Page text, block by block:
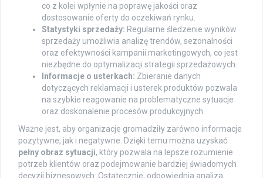
co z kolei wpłynie na poprawę jakości oraz
dostosowanie oferty do oczekiwań rynku.
Statystyki sprzedaży: Regularne śledzenie wyników
sprzedaży umożliwia analizę trendów, sezonalności
oraz efektywności kampanii marketingowych, co jest
niezbędne do optymalizacji strategii sprzedażowych.
Informacje o usterkach: Zbieranie danych
dotyczących reklamacji i usterek produktów pozwala
na szybkie reagowanie na problematyczne sytuacje
oraz doskonalenie procesów produkcyjnych.
Ważne jest, aby organizacje gromadziły zarówno informacje
pozytywne, jak i negatywne. Dzięki temu można uzyskać
pełny obraz sytuacji, który pozwala na lepsze rozumienie
potrzeb klientów oraz podejmowanie bardziej świadomych
decyzji biznesowych. Ostatecznie, odpowiednia analiza